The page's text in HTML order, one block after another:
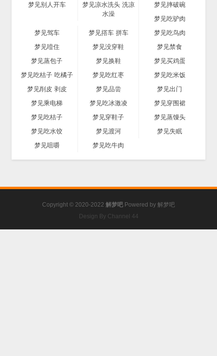
梦见别人开车
梦见凉水洗头 洗凉
水澡
梦见摔破碗
梦见吃驴肉
梦见驾车
梦见撘车 拼车
梦见吃鸟肉
梦见噎住
梦见没穿鞋
梦见禁食
梦见蒸包子
梦见换鞋
梦见买鸡蛋
梦见吃桔子 吃橘子
梦见吃红枣
梦见吃米饭
梦见削皮 剥皮
梦见品尝
梦见出门
梦见乘电梯
梦见吃冰激凌
梦见穿围裙
梦见吃桔子
梦见穿鞋子
梦见蒸馒头
梦见吃水饺
梦见渡河
梦见失眠
梦见咀嚼
梦见吃牛肉
Copyright © 2020-2022 解梦吧 Powered by 解梦吧
Design By Channel 44